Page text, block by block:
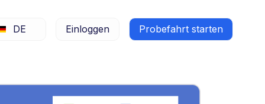
DE Einloggen Probefahrt starten